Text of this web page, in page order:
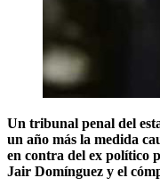
Un tribunal penal del
un año más la medida
en contra del ex político
Jair Domínguez y el